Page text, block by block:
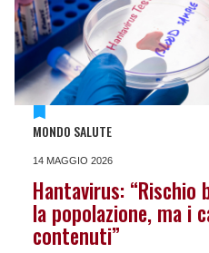
MONDO SALUTE
14 MAGGIO 2026
Hantavirus: “Rischio
la popolazione, ma i
contenuti”